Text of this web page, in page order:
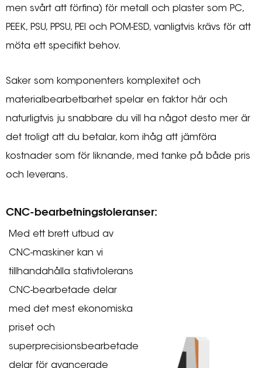
men svårt att förfina) för metall och plaster som PC,
PEEK, PSU, PPSU, PEI och POM-ESD, vanligtvis krävs för att
möta ett specifikt behov.
Saker som komponenters komplexitet och
materialbearbetbarhet spelar en faktor här och
naturligtvis ju snabbare du vill ha något desto mer är
det troligt att du betalar, kom ihåg att jämföra
kostnader som för liknande, med tanke på både pris
och leverans.
CNC-bearbetningstoleranser:
Med ett brett utbud av
CNC-maskiner kan vi
tillhandahålla stativtolerans
CNC-bearbetade delar
med det mest ekonomiska
priset och
superprecisionsbearbetade
delar för avancerade